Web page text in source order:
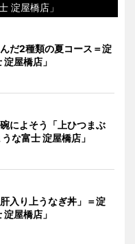
淀屋橋店」
だ2種類の夏コース＝淀
屋橋店」
によそう「上ひつまぶ
な富士 淀屋橋店」
入り上うなぎ丼」＝淀
屋橋店」